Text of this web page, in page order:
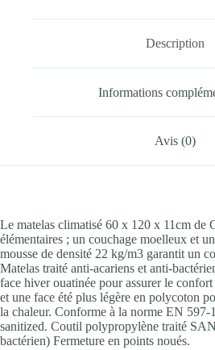
Description
Informations
Avis (0)
Le matelas climatisé 60 x 120 x 11cm de
élémentaires ; un couchage moelleux et
mousse de densité 22 kg/m3 garantit un
Matelas traité anti-acariens et anti-
face hiver ouatinée pour assurer le
et une face été plus légère en polycoton
la chaleur. Conforme à la norme EN
sanitized. Coutil polypropylène traité
bactérien) Fermeture en points noués.